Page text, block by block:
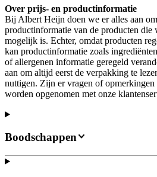
Over prijs- en productinformatie
Bij Albert Heijn doen we er alles aan
productinformatie van de producten die
mogelijk is. Echter, omdat producten
kan productinformatie zoals
of allergenen informatie geregeld
aan om altijd eerst de verpakking te
nuttigen. Zijn er vragen of
worden opgenomen met onze
Boodschappen